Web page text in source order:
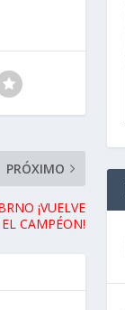
PRÓXIMO
¡VUELVE
EL CAMPÉON!